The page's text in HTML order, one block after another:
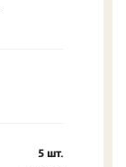
5 шт.